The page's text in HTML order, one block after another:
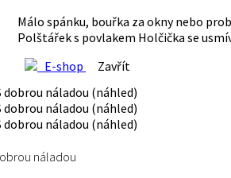
Málo spánku, bouřka za okny nebo
Polštářek s povlakem Holčička se
E-shop
Zavřít
náladou